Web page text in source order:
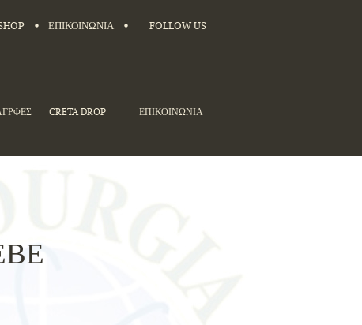
ΕΠΙΚΟΙΝΩΝΙΑ FOLLOW US
CRETA DROP ΕΠΙΚΟΙΝΩΝΙΑ